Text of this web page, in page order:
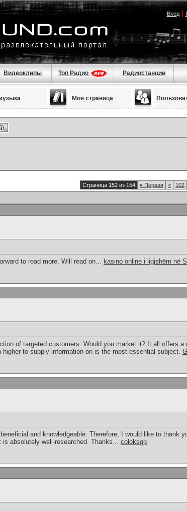
Вход|
Видеоклипы Топ Радио Радиостанции
Моя страница
Страница 152 из 154 « Первая < 102
to read more. Will read on... kasino online i ligjshëm në
of targeted customers. Would you market it? It all offers
to supply information on is the most essential subject.
and knowledgeable. Therefore, I would like to thank
absolutely well-researched. Thanks... coloksgp